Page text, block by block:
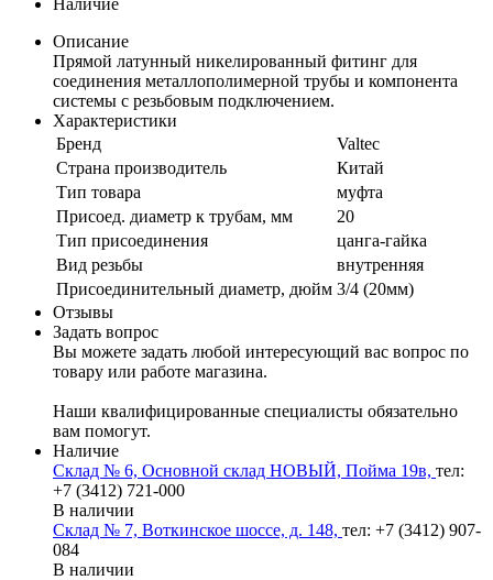
Описание
Прямой латунный никелированный фитинг для
соединения металлополимерной трубы и компонента
системы с резьбовым подключением.
Характеристики
Бренд
Valtec
Страна производитель
Китай
Тип товара
муфта
Присоед. диаметр к трубам, мм
20
Тип присоединения
цанга-гайка
Вид резьбы
внутренняя
Присоединительный диаметр, дюйм 3/4 (20мм)
Отзывы
Задать вопрос
Вы можете задать любой интересующий вас вопрос по
товару или работе магазина.
Наши квалифицированные специалисты обязательно
вам помогут.
Наличие
Склад № 6, Основной склад НОВЫЙ, Пойма 19в, тел:
+7 (3412) 721-000
В наличии
Склад № 7, Воткинское шоссе, д. 148, тел: +7 (3412) 907-
084
В наличии